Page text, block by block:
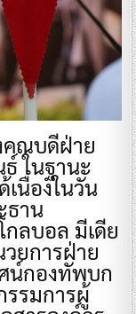
คณบดีฝ่าย
ในฐานะ
นื่องในวัน
ธาน
กลบอล มีเดีย
ยการฝ่าย
น์กองทัพบก
รมการผู้